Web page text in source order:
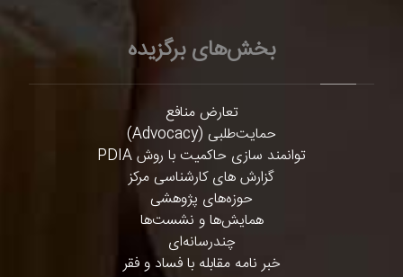
بخش‌های برگزیده
تعارض منافع
حمایت‌طلبی (Advocacy)
توانمند سازی حاکمیت با روش PDIA
گزارش های کارشناسی مرکز
حوزه‌های پژوهشی
همایش‌ها و نشست‌ها
چندرسانه‌ای
خبر نامه مقابله با فساد و فقر